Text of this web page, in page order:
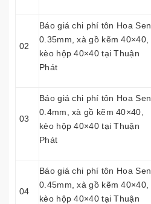
02
Báo giá chi phí tôn Hoa Sen
0.35mm, xà gồ kẽm 40×40,
kèo hộp 40×40 tại Thuận
Phát
03
Báo giá chi phí tôn Hoa Sen
0.4mm, xà gồ kẽm 40×40,
kèo hộp 40×40 tại Thuận
Phát
04
Báo giá chi phí tôn Hoa Sen
0.45mm, xà gồ kẽm 40×40,
kèo hộp 40×40 tại Thuận